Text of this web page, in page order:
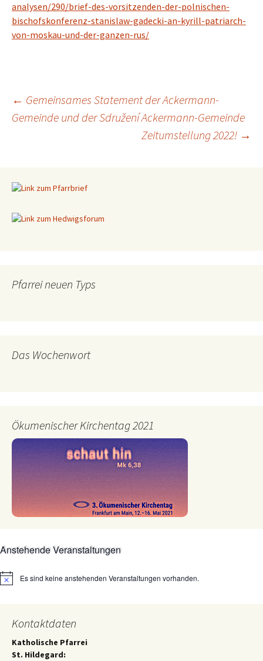
analysen/290/brief-des-vorsitzenden-der-polnischen-
bischofskonferenz-stanislaw-gadecki-an-kyrill-patriarch-
von-moskau-und-der-ganzen-rus/
Beitragsnavigation
← Gemeinsames Statement der Ackermann-
Gemeinde und der Sdružení Ackermann-Gemeinde
Zeitumstellung 2022! →
Pfarrei neuen Typs
Das Wochenwort
Ökumenischer Kirchentag 2021
Anstehende Veranstaltungen
HinweisEs sind keine anstehenden Veranstaltungen vorhanden.
Kontaktdaten
Katholische Pfarrei
St. Hildegard: